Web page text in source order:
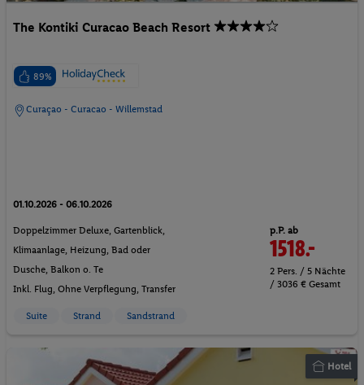
The Kontiki Curacao Beach Resort
89%
Curaçao - Curacao - Willemstad
01.10.2026 - 06.10.2026
Doppelzimmer Deluxe, Gartenblick,
Klimaanlage, Heizung, Bad oder
Dusche, Balkon o. Te
Inkl. Flug, Ohne Verpflegung, Transfer
p.P. ab
1518.-
2 Pers. / 5 Nächte
/ 3036 € Gesamt
Suite Strand Sandstrand
Hotel